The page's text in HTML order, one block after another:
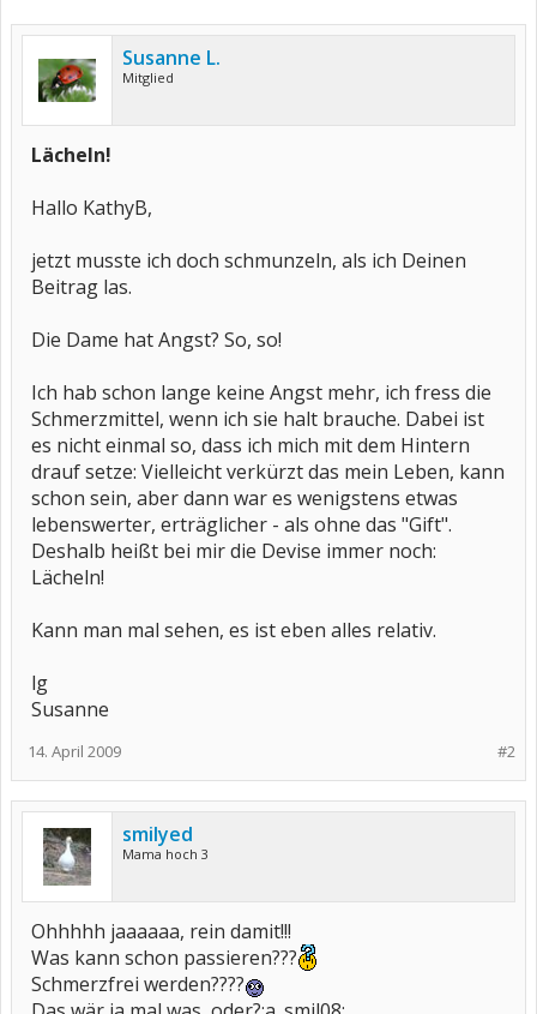
Susanne L.
Mitglied
Lächeln!
Hallo KathyB,
jetzt musste ich doch schmunzeln, als ich Deinen
Beitrag las.
Die Dame hat Angst? So, so!
Ich hab schon lange keine Angst mehr, ich fress die
Schmerzmittel, wenn ich sie halt brauche. Dabei ist
es nicht einmal so, dass ich mich mit dem Hintern
drauf setze: Vielleicht verkürzt das mein Leben, kann
schon sein, aber dann war es wenigstens etwas
lebenswerter, erträglicher - als ohne das "Gift".
Deshalb heißt bei mir die Devise immer noch:
Lächeln!
Kann man mal sehen, es ist eben alles relativ.
lg
Susanne
#2
14. April 2009
smilyed
Mama hoch 3
Ohhhhh jaaaaaa, rein damit!!!
Was kann schon passieren???
Schmerzfrei werden????